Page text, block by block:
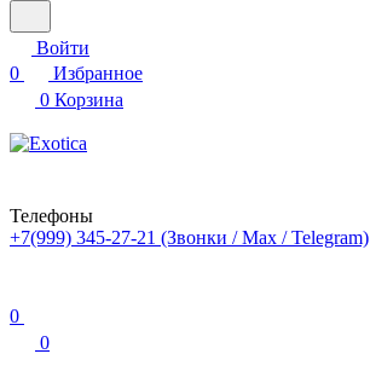
Войти
0
Избранное
0 Корзина
Телефоны
+7(999) 345-27-21 (Звонки / Max / Telegram)
0
0